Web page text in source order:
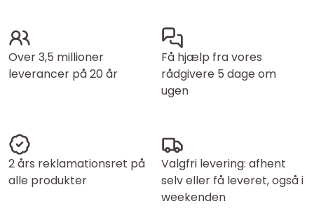
Over 3,5 millioner
leverancer på 20 år
Få hjælp fra vores
rådgivere 5 dage om
ugen
2 års reklamationsret på
alle produkter
Valgfri levering: afhent
selv eller få leveret, også i
weekenden